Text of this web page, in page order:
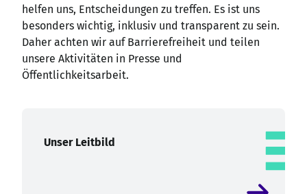
helfen uns, Entscheidungen zu treffen. Es ist uns
besonders wichtig, inklusiv und transparent zu sein.
Daher achten wir auf Barrierefreiheit und teilen
unsere Aktivitäten in Presse und
Öffentlichkeitsarbeit.
Unser Leitbild